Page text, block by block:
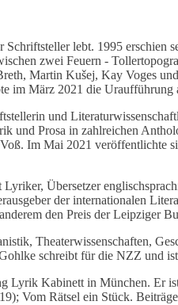
lebt. 1995
zwei Feuern -
Martin Kušej, Kay Voges
im März 2021 die
und
und Prosa in zahlreichen
Im Mai 2021
Übersetzer
der internationalen
den Preis der Leipziger
Theaterwissenschaften,
schreibt für die NZZ und
Lyrik Kabinett in München. Er
Vom Rätsel ein Stück.